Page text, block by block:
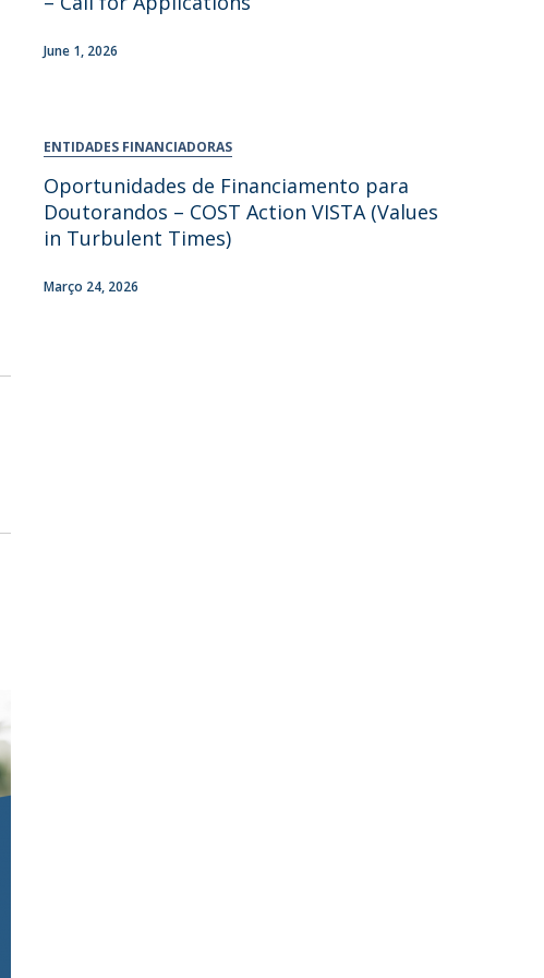
June 1, 2026
ENTIDADES FINANCIADORAS
​Oportunidades de Financiamento para
Doutorandos – COST Action VISTA (Values
in Turbulent Times)
Março 24, 2026